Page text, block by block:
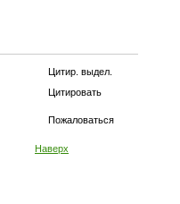
Цитир. выдел.
Цитировать
Пожаловаться
Наверх